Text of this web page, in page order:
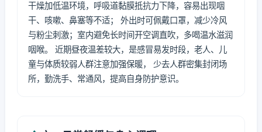
干燥加低温环境，呼吸道黏膜抵抗力下降，容易出现咽
干、咳嗽、鼻塞等不适； 外出时可佩戴口罩，减少冷风
与粉尘刺激；室内避免长时间开空调直吹，多喝温水滋润
咽喉。 近期昼夜温差较大，是感冒易发时段，老人、儿
童与体质较弱人群注意加强保暖， 少去人群密集封闭场
所，勤洗手、常通风，提高自身防护意识。